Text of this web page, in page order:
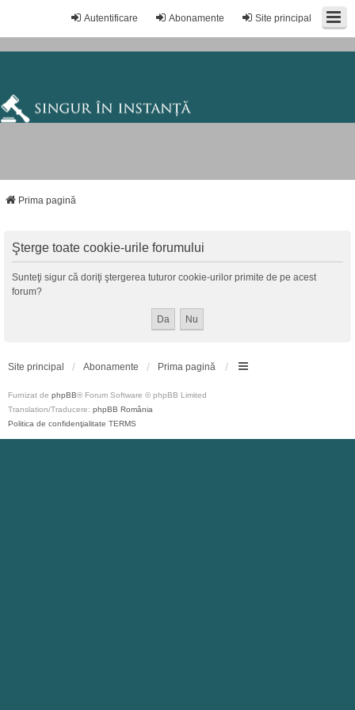
Site principal
Abonamente
Autentificare
Prima pagină
Şterge toate cookie-urile forumului
Sunteţi sigur că doriţi ştergerea tuturor cookie-urilor primite de pe acest
forum?
Site principal Abonamente Prima pagină
Furnizat de phpBB® Forum Software © phpBB Limited
Translation/Traducere: phpBB România
Politica de confidenţialitate TERMS